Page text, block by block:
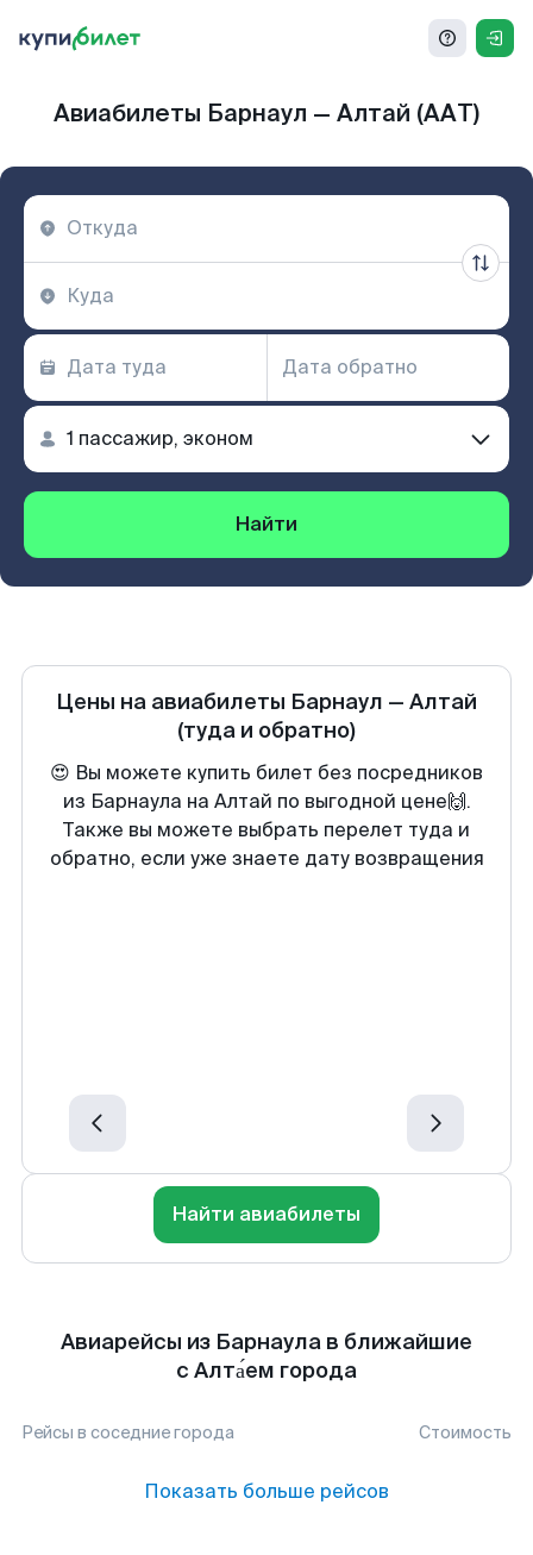
Авиабилеты Барнаул — Алтай (AAT)
Найти
Цены на авиабилеты Барнаул — Алтай
(туда и обратно)
😍 Вы можете купить билет без посредников
из Барнаула на Алтай по выгодной цене🙌.
Также вы можете выбрать перелет туда и
обратно, если уже знаете дату возвращения
Найти авиабилеты
Авиарейсы из Барнаула в ближайшие
с Алта́ем города
Рейсы в соседние города Стоимость
Показать больше рейсов